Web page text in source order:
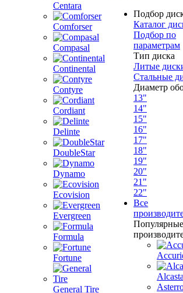
Centara
Comforser
Compasal
Continental
Contyre
Cordiant
Delinte
DoubleStar
Dynamo
Ecovision
Evergreen
Formula
Fortune
General Tire
Подбор
Каталог
Подбор по
параметрам
Тип диска
Литые
Стальные
Диаметр
13"
14"
15"
16"
17"
18"
19"
20"
21"
22"
Все
Популярные
Alcasta